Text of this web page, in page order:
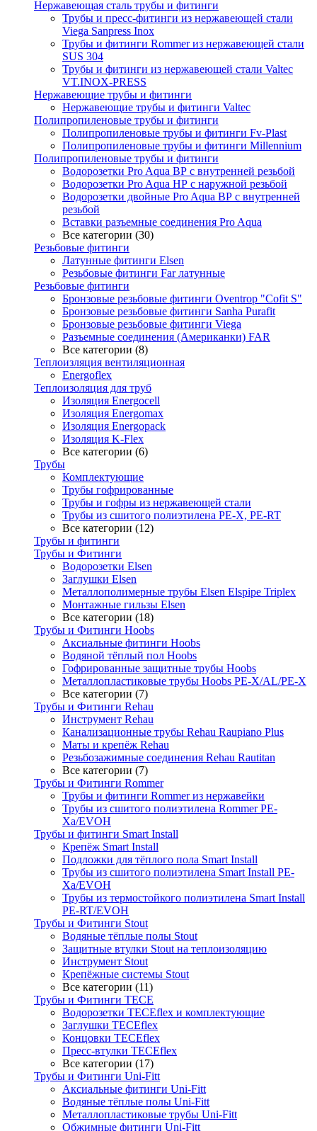
Нержавеющая сталь трубы и фитинги
Трубы и пресс-фитинги из нержавеющей стали
Viega Sanpress Inox
Трубы и фитинги Rommer из нержавеющей стали
SUS 304
Трубы и фитинги из нержавеющей стали Valtec
VT.INOX-PRESS
Нержавеющие трубы и фитинги
Нержавеющие трубы и фитинги Valtec
Полипропиленовые трубы и фитинги
Полипропиленовые трубы и фитинги Fv-Plast
Полипропиленовые трубы и фитинги Millennium
Полипропиленовые трубы и фитинги
Водорозетки Pro Aqua ВР с внутренней резьбой
Водорозетки Pro Aqua НР с наружной резьбой
Водорозетки двойные Pro Aqua ВР с внутренней
резьбой
Вставки разъемные соединения Pro Aqua
Все категории (30)
Резьбовые фитинги
Латунные фитинги Elsen
Резьбовые фитинги Far латунные
Резьбовые фитинги
Бронзовые резьбовые фитинги Oventrop "Cofit S"
Бронзовые резьбовые фитинги Sanha Purafit
Бронзовые резьбовые фитинги Viega
Разъемные соединения (Американки) FAR
Все категории (8)
Теплоизляция вентиляционная
Energoflex
Теплоизоляция для труб
Изоляция Energocell
Изоляция Energomax
Изоляция Energopack
Изоляция K-Flex
Все категории (6)
Трубы
Комплектующие
Трубы гофрированные
Трубы и гофры из нержавеющей стали
Трубы из сшитого полиэтилена PE-X, PE-RT
Все категории (12)
Трубы и фитинги
Трубы и Фитинги
Водорозетки Elsen
Заглушки Elsen
Металлополимерные трубы Elsen Elspipe Triplex
Монтажные гильзы Elsen
Все категории (18)
Трубы и Фитинги Hoobs
Аксиальные фитинги Hoobs
Водяной тёплый пол Hoobs
Гофрированные защитные трубы Hoobs
Металлопластиковые трубы Hoobs PE-X/AL/PE-X
Все категории (7)
Трубы и Фитинги Rehau
Инструмент Rehau
Канализационные трубы Rehau Raupiano Plus
Маты и крепёж Rehau
Резьбозажимные соединения Rehau Rautitan
Все категории (7)
Трубы и Фитинги Rommer
Трубы и фитинги Rommer из нержавейки
Трубы из сшитого полиэтилена Rommer PE-
Xa/EVOH
Трубы и фитинги Smart Install
Крепёж Smart Install
Подложки для тёплого пола Smart Install
Трубы из сшитого полиэтилена Smart Install PE-
Xa/EVOH
Трубы из термостойкого полиэтилена Smart Install
PE-RT/EVOH
Трубы и Фитинги Stout
Водяные тёплые полы Stout
Защитные втулки Stout на теплоизоляцию
Инструмент Stout
Крепёжные системы Stout
Все категории (11)
Трубы и Фитинги TECE
Водорозетки TECEflex и комплектующие
Заглушки TECEflex
Концовки TECEflex
Пресс-втулки TECEflex
Все категории (17)
Трубы и Фитинги Uni-Fitt
Аксиальные фитинги Uni-Fitt
Водяные тёплые полы Uni-Fitt
Металлопластиковые трубы Uni-Fitt
Обжимные фитинги Uni-Fitt